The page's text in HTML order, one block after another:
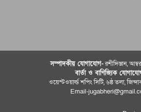
সম্পাদকীয় যােগাযোগ-রশীদিস্তান,
বার্তা ও বাণিজ্যিক
ওয়েস্টওয়ার্ল্ড শপিং সিটি, ৬ষ্ঠ তলা,
Email-